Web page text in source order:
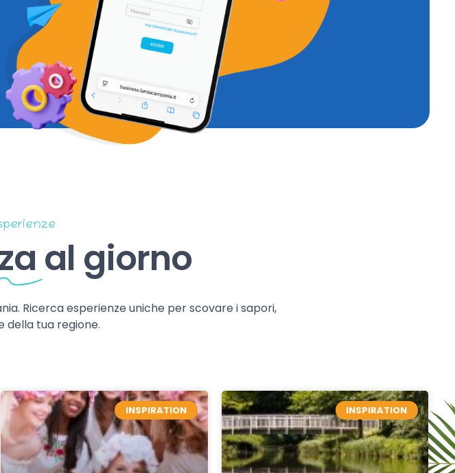
al giorno
Ricerca esperienze uniche per scovare i sapori,
della tua regione.
INSPIRATION INSPIRATION